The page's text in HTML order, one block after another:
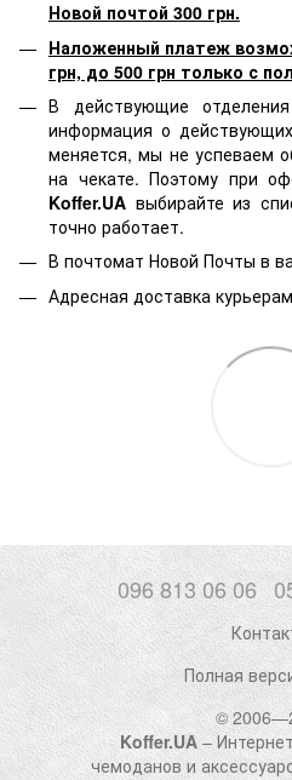
Новой почтой 300 грн.
Наложенный платеж
грн, до 500 грн только с
В действующие
информация о
меняется, мы не успеваем
на чекате. Поэтому при
Koffer.UA выбирайте из
точно работает.
В почтомат Новой Почты в
Адресная доставка
096 813 06 06
Полная
©
Koffer.UA–
чемоданов и